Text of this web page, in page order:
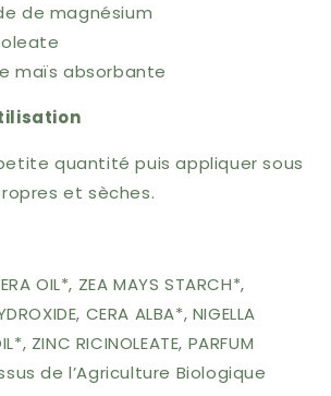
de magnésium
maïs absorbante
quantité puis appliquer sous
et sèches.
OIL*, ZEA MAYS STARCH*,
CERA ALBA*, NIGELLA
ZINC RICINOLEATE, PARFUM
de l’Agriculture Biologique